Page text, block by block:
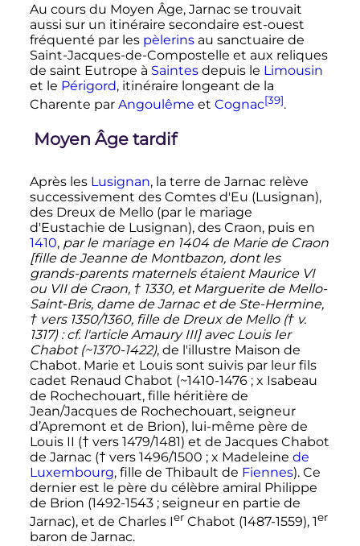
Au cours du Moyen Âge, Jarnac se trouvait
aussi sur un itinéraire secondaire est-ouest
fréquenté par les pèlerinsau sanctuaire de
Saint-Jacques-de-Compostelle et aux reliques
de saint Eutrope à Saintesdepuis le Limousin
et le Périgord, itinéraire longeant de la
Charente par Angoulême et Cognac[39].
Moyen Âge tardif
Après les Lusignan, la terre de Jarnac relève
successivement des Comtes d'Eu (Lusignan),
des Dreux de Mello (par le mariage
d'Eustachie de Lusignan), des Craon, puis en
1410, par le mariage en 1404 de Marie de Craon
[fille de Jeanne de Montbazon, dont les
grands-parents maternels étaient Maurice VI
ou VII de Craon, † 1330, et Marguerite de Mello-
Saint-Bris, dame de Jarnac et de Ste-Hermine,
† vers 1350/1360, fille de Dreux de Mello († v.
1317) : cf. l'article Amaury III] avec Louis Ier
Chabot (~1370-1422), de l'illustre Maison de
Chabot. Marie et Louis sont suivis par leur fils
cadet Renaud Chabot (~1410-1476 ; x Isabeau
de Rochechouart, fille héritière de
Jean/Jacques de Rochechouart, seigneur
d’Apremont et de Brion), lui-même père de
Louis II († vers 1479/1481) et de Jacques Chabot
de Jarnac († vers 1496/1500 ; x Madeleine de
Luxembourg, fille de Thibault de Fiennes). Ce
dernier est le père du célèbre amiral Philippe
de Brion (1492-1543 ; seigneur en partie de
Jarnac), et de Charles Ier Chabot (1487-1559), 1er
baron de Jarnac.